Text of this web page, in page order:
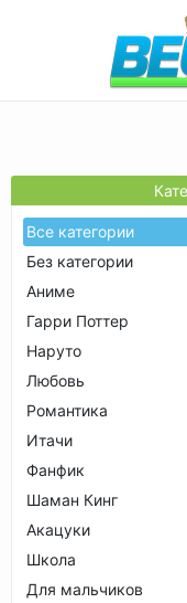
Все категории
Без категории
Аниме
Гарри Поттер
Наруто
Любовь
Романтика
Итачи
Фанфик
Шаман Кинг
Акацуки
Школа
Для мальчиков